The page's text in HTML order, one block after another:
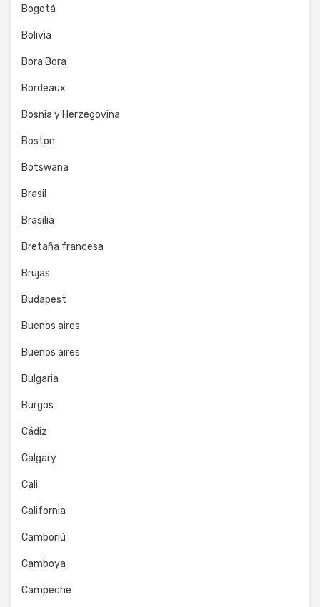
Bogotá
Bolivia
Bora Bora
Bordeaux
Bosnia y Herzegovina
Boston
Botswana
Brasil
Brasilia
Bretaña francesa
Brujas
Budapest
Buenos aires
Buenos aires
Bulgaria
Burgos
Cádiz
Calgary
Cali
California
Camboriú
Camboya
Campeche